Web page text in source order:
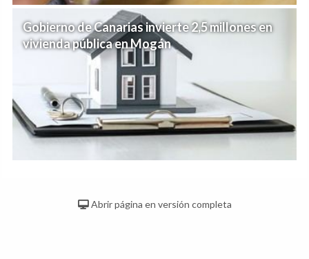
Gobierno de Canarias invierte 2,5 millones en
vivienda pública en Mogán
Abrir página en versión completa